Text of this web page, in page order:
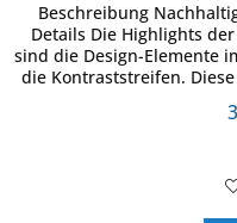
Beschreibung
Details Die Highlights
sind die Design-Elemente
die Kontraststreifen.